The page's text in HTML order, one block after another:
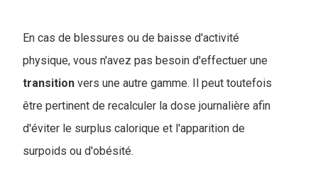
En cas de blessures ou de baisse d'activité
physique, vous n'avez pas besoin d'effectuer une
transition vers une autre gamme. Il peut toutefois
être pertinent de recalculer la dose journalière afin
d'éviter le surplus calorique et l'apparition de
surpoids ou d'obésité.